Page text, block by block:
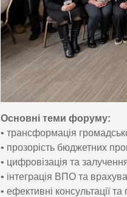
Основні теми форуму:
• трансформація
• прозорість бюджетних
• цифровізація та
• інтеграція ВПО та
• ефективні консультації